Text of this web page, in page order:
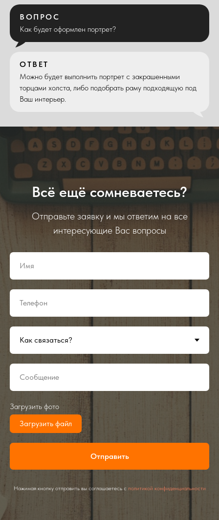
ВОПРОС
Как будет оформлен портрет?
ОТВЕТ
Можно будет выполнить портрет с закрашенными
торцами холста, либо подобрать раму подходящую под
Ваш интерьер.
Всё ещё сомневаетесь?
Отправьте заявку и мы ответим на все
интересующие Вас вопросы
Загрузить фото
Загрузить файл
Отправить
Нажимая кнопку отправить вы соглашаетесь с политикой конфиденциальности